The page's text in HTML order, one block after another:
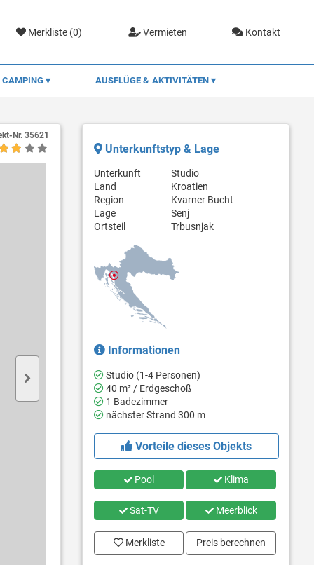
Merkliste (0) Vermieten Kontakt
CAMPING AUSFLÜGE & AKTIVITÄTEN
Nr. 35621
Unterkunftstyp & Lage
Unterkunft
Studio
Land
Kroatien
Region
Kvarner Bucht
Lage
Senj
Ortsteil
Trbusnjak
Informationen
Studio (1-4 Personen)
40 m² / Erdgeschoß
1 Badezimmer
nächster Strand 300 m
Vorteile dieses Objekts
Pool Klima
Sat-TV Meerblick
Merkliste Preis berechnen